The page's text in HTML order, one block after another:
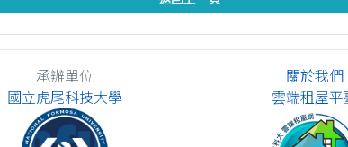
承辦單位
國立虎尾科技大學
關於我們
雲端租屋平